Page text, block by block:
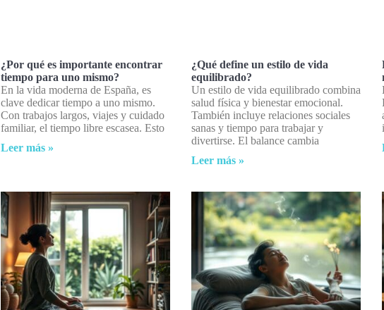
¿Por qué es importante encontrar
tiempo para uno mismo?
En la vida moderna de España, es
clave dedicar tiempo a uno mismo.
Con trabajos largos, viajes y cuidado
familiar, el tiempo libre escasea. Esto
Leer más »
¿Qué define un estilo de vida
equilibrado?
Un estilo de vida equilibrado combina
salud física y bienestar emocional.
También incluye relaciones sociales
sanas y tiempo para trabajar y
divertirse. El balance cambia
Leer más »